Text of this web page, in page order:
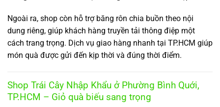
Ngoài ra, shop còn hỗ trợ băng rôn chia buồn theo nội
dung riêng, giúp khách hàng truyền tải thông điệp một
cách trang trọng. Dịch vụ giao hàng nhanh tại TP.HCM giúp
món quà được gửi đến kịp thời và đúng thời điểm.
Shop Trái Cây Nhập Khẩu ở Phường Bình Quới,
TP.HCM – Giỏ quà biếu sang trọng